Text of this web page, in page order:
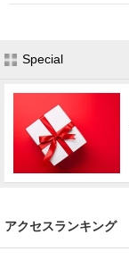
Special
アクセスランキング